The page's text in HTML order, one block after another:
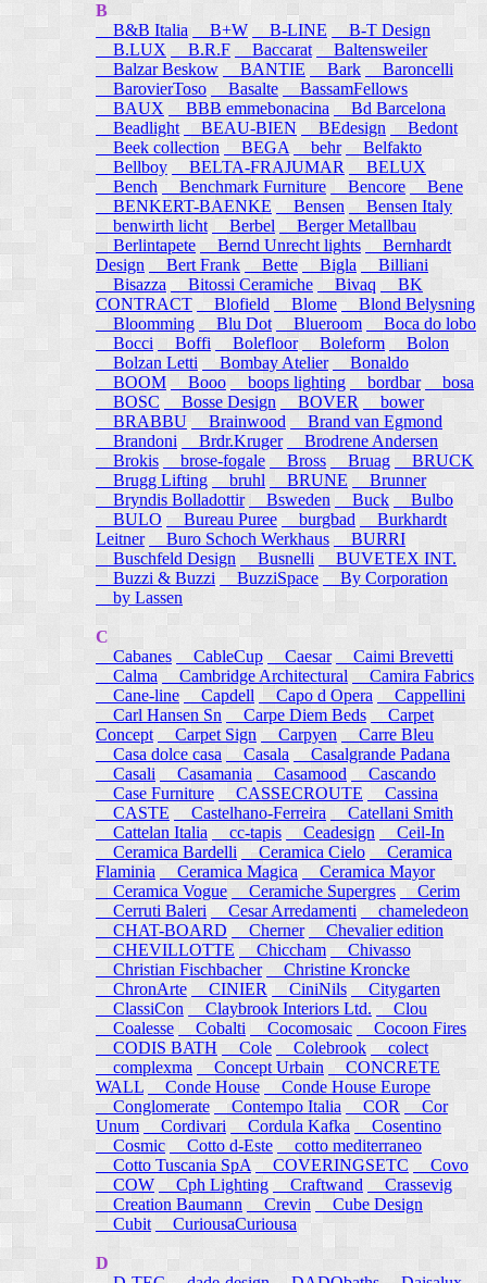
B
B&B Italia
B+W B-LINE
B-T Design
B.LUX
B.R.F Baccarat
Baltensweiler
Balzar Beskow
BANTIE Bark
Baroncelli
BarovierToso
Basalte
BassamFellows
BAUX
BBB emmebonacina
Bd Barcelona
Beadlight
BEAU-BIEN BEdesign
Bedont
Beek collection
BEGA behr
Belfakto
Bellboy
BELTA-FRAJUMAR
BELUX
Bench
Benchmark Furniture Bencore
Bene
BENKERT-BAENKE
Bensen
Bensen Italy
benwirth licht
Berbel
Berger Metallbau
Berlintapete
Bernd Unrecht lights
Bernhardt
Design
Bert Frank Bette Bigla
Billiani
Bisazza
Bitossi Ceramiche Bivaq
BK
CONTRACT
Blofield Blome Blond Belysning
Bloomming
Blu Dot Blueroom
Boca do lobo
Bocci
Boffi Bolefloor Boleform
Bolon
Bolzan Letti
Bombay Atelier
Bonaldo
BOOM
Booo boops lighting bordbar
bosa
BOSC
Bosse Design BOVER
bower
BRABBU
Brainwood
Brand van Egmond
Brandoni
Brdr.Kruger
Brodrene Andersen
Brokis
brose-fogale Bross Bruag
BRUCK
Brugg Lifting
bruhl BRUNE
Brunner
Bryndis Bolladottir
Bsweden Buck
Bulbo
BULO
Bureau Puree burgbad
Burkhardt
Leitner
Buro Schoch Werkhaus
BURRI
Buschfeld Design
Busnelli
BUVETEX INT.
Buzzi & Buzzi
BuzziSpace By Corporation
by Lassen
C
Cabanes
CableCup Caesar
Caimi Brevetti
Calma
Cambridge Architectural
Camira Fabrics
Cane-line
Capdell Capo d Opera
Cappellini
Carl Hansen Sn
Carpe Diem Beds
Carpet
Concept
Carpet Sign Carpyen
Carre Bleu
Casa dolce casa
Casala
Casalgrande Padana
Casali
Casamania Casamood
Cascando
Case Furniture
CASSECROUTE
Cassina
CASTE
Castelhano-Ferreira
Catellani Smith
Cattelan Italia
cc-tapis Ceadesign
Ceil-In
Ceramica Bardelli
Ceramica Cielo
Ceramica
Flaminia
Ceramica Magica
Ceramica Mayor
Ceramica Vogue
Ceramiche Supergres Cerim
Cerruti Baleri
Cesar Arredamenti
chameledeon
CHAT-BOARD
Cherner
Chevalier edition
CHEVILLOTTE
Chiccham
Chivasso
Christian Fischbacher
Christine Kroncke
ChronArte
CINIER CiniNils
Citygarten
ClassiCon
Claybrook Interiors Ltd.
Clou
Coalesse
Cobalti Cocomosaic
Cocoon Fires
CODIS BATH
Cole Colebrook
colect
complexma
Concept Urbain
CONCRETE
WALL
Conde House
Conde House Europe
Conglomerate
Contempo Italia COR
Cor
Unum
Cordivari Cordula Kafka
Cosentino
Cosmic
Cotto d-Este
cotto mediterraneo
Cotto Tuscania SpA
COVERINGSETC
Covo
COW
Cph Lighting Craftwand
Crassevig
Creation Baumann
Crevin
Cube Design
Cubit
CuriousaCuriousa
D